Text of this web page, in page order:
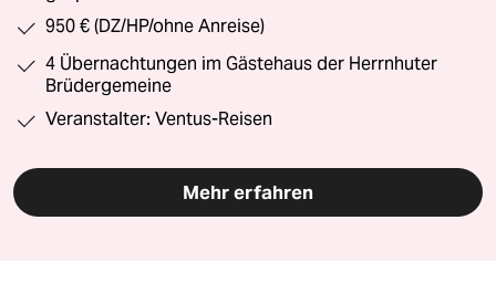
950 € (DZ/HP/ohne Anreise)
4 Übernachtungen im Gästehaus der Herrnhuter
Brüdergemeine
Veranstalter: Ventus-Reisen
Mehr erfahren